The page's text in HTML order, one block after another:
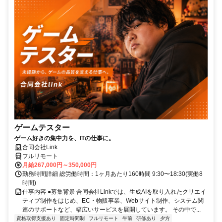
ゲームテスター
ゲーム好きの集中力を、ITの仕事に。
合同会社Link
フルリモート
月給267,000円～350,000円
勤務時間詳細 総労働時間：1ヶ月あたり160時間 9:30〜18:30(実働8
時間)
仕事内容 ●募集背景 合同会社Linkでは、生成AIを取り入れたクリエイ
ティブ制作をはじめ、EC・物販事業、Webサイト制作、システム関
連のサポートなど、幅広いサービスを展開しています。 その中で...
資格取得支援あり 固定時間制 フルリモート 午前 研修あり
夕方